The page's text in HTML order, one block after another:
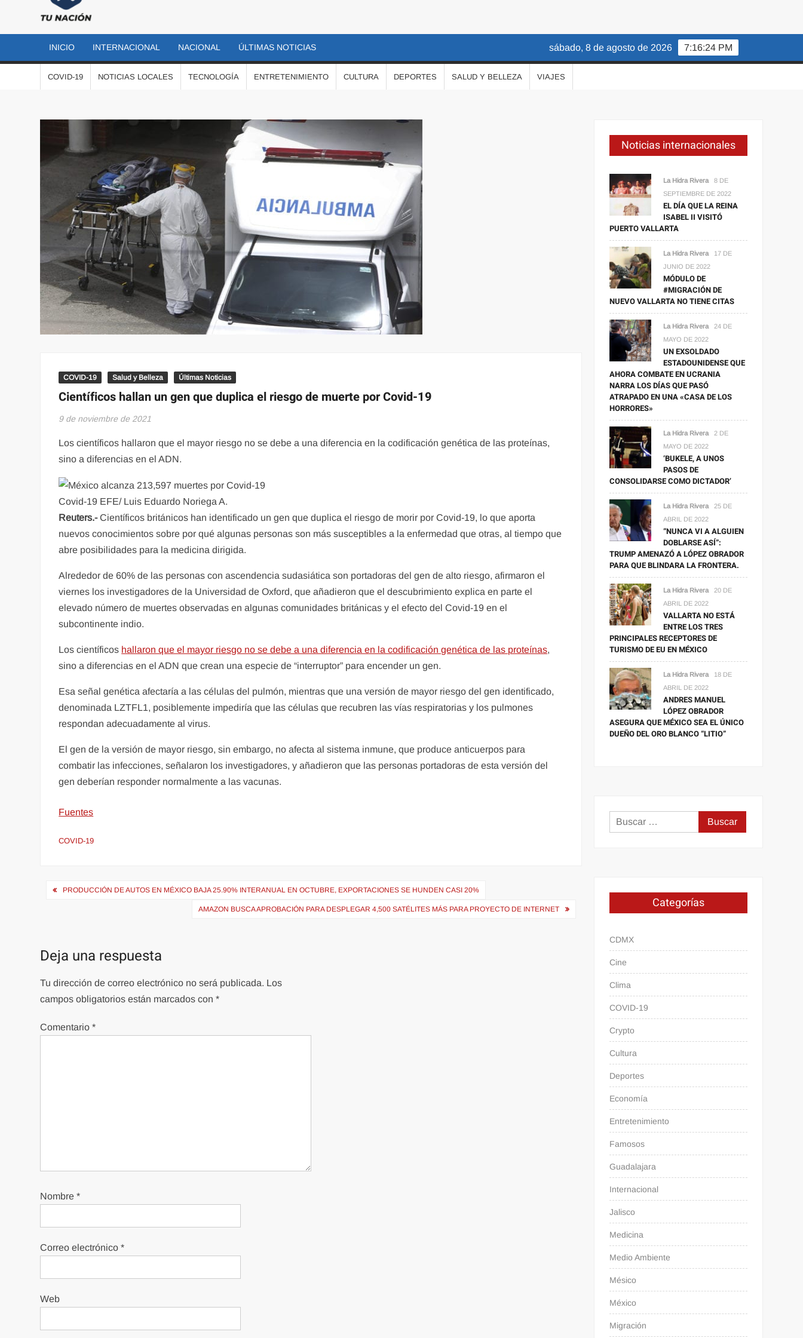
NACIÓN
más
importantes
al momento
INICIO INTERNACIONAL NACIONAL ÚLTIMAS NOTICIAS 7:16:25 PM
sábado, 8 de agosto de 2026
COVID-19 NOTICIAS LOCALES TECNOLOGÍA ENTRETENIMIENTO CULTURA DEPORTES SALUD Y BELLEZA VIAJES
COVID-19 Salud y Belleza Últimas Noticias
Científicos hallan un gen que duplica el riesgo de muerte por Covid-19
9 de noviembre de 2021
Los científicos hallaron que el mayor riesgo no se debe a una diferencia en la codificación genética de las proteínas,
sino a diferencias en el ADN.
Covid-19 EFE/ Luis Eduardo Noriega A.
Reuters.-Científicos británicos han identificado un gen que duplica el riesgo de morir por Covid-19, lo que aporta
nuevos conocimientos sobre por qué algunas personas son más susceptibles a la enfermedad que otras, al tiempo que
abre posibilidades para la medicina dirigida.
Alrededor de 60% de las personas con ascendencia sudasiática son portadoras del gen de alto riesgo, afirmaron el
viernes los investigadores de la Universidad de Oxford, que añadieron que el descubrimiento explica en parte el
elevado número de muertes observadas en algunas comunidades británicas y el efecto del Covid-19 en el
subcontinente indio.
Los científicos hallaron que el mayor riesgo no se debe a una diferencia en la codificación genética de las proteínas,
sino a diferencias en el ADN que crean una especie de “interruptor” para encender un gen.
Esa señal genética afectaría a las células del pulmón, mientras que una versión de mayor riesgo del gen identificado,
denominada LZTFL1, posiblemente impediría que las células que recubren las vías respiratorias y los pulmones
respondan adecuadamente al virus.
El gen de la versión de mayor riesgo, sin embargo, no afecta al sistema inmune, que produce anticuerpos para
combatir las infecciones, señalaron los investigadores, y añadieron que las personas portadoras de esta versión del
gen deberían responder normalmente a las vacunas.
Fuentes
COVID-19
Navegación
PRODUCCIÓN DE AUTOS EN MÉXICO BAJA 25.90% INTERANUAL EN OCTUBRE, EXPORTACIONES SE HUNDEN CASI 20%
AMAZON BUSCA APROBACIÓN PARA DESPLEGAR 4,500 SATÉLITES MÁS PARA PROYECTO DE INTERNET
Deja una respuesta
Tu dirección de correo electrónico no será publicada. Los
campos obligatorios están marcados con*
Comentario*
Nombre*
Correo electrónico*
Web
Noticias internacionales
La Hidra Rivera
8 DE
SEPTIEMBRE DE 2022
EL DÍA QUE LA REINA
ISABEL II VISITÓ
PUERTO VALLARTA
La Hidra Rivera
17 DE
JUNIO DE 2022
MÓDULO DE
#MIGRACIÓN DE
NUEVO VALLARTA NO TIENE CITAS
La Hidra Rivera
24 DE
MAYO DE 2022
UN EXSOLDADO
ESTADOUNIDENSE QUE
AHORA COMBATE EN UCRANIA
NARRA LOS DÍAS QUE PASÓ
ATRAPADO EN UNA «CASA DE LOS
HORRORES»
La Hidra Rivera
2 DE
MAYO DE 2022
‘BUKELE, A UNOS
PASOS DE
CONSOLIDARSE COMO DICTADOR’
La Hidra Rivera
25 DE
ABRIL DE 2022
“NUNCA VI A ALGUIEN
DOBLARSE ASÍ”:
TRUMP AMENAZÓ A LÓPEZ OBRADOR
PARA QUE BLINDARA LA FRONTERA.
La Hidra Rivera
20 DE
ABRIL DE 2022
VALLARTA NO ESTÁ
ENTRE LOS TRES
PRINCIPALES RECEPTORES DE
TURISMO DE EU EN MÉXICO
La Hidra Rivera
18 DE
ABRIL DE 2022
ANDRES MANUEL
LÓPEZ OBRADOR
ASEGURA QUE MÉXICO SEA EL ÚNICO
DUEÑO DEL ORO BLANCO “LITIO”
Buscar:
Categorías
CDMX
Cine
Clima
COVID-19
Crypto
Cultura
Deportes
Economía
Entretenimiento
Famosos
Guadalajara
Internacional
Jalisco
Medicina
Medio Ambiente
Mésico
México
Migración